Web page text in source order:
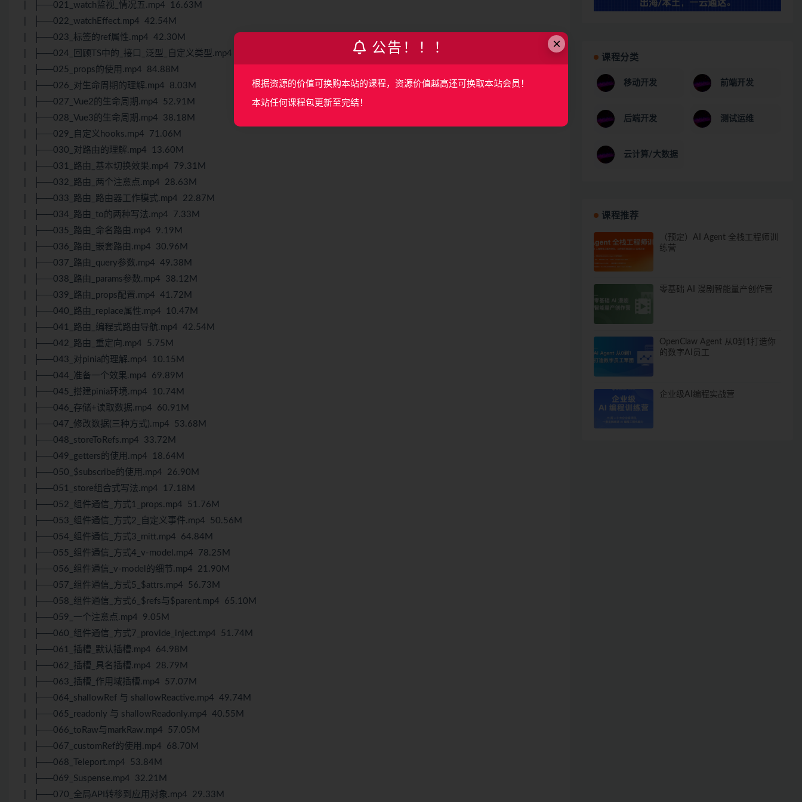
| ├──021_watch监视_情况五.mp4 16.63M
| ├──022_watchEffect.mp4 42.54M
| ├──023_标签的ref属性.mp4 42.30M
| ├──024_回顾TS中的_接口_泛型_自定义类型.mp4 37.16M
| ├──025_props的使用.mp4 84.88M
| ├──026_对生命周期的理解.mp4 8.03M
| ├──027_Vue2的生命周期.mp4 52.91M
| ├──028_Vue3的生命周期.mp4 38.18M
| ├──029_自定义hooks.mp4 71.06M
| ├──030_对路由的理解.mp4 13.60M
| ├──031_路由_基本切换效果.mp4 79.31M
| ├──032_路由_两个注意点.mp4 28.63M
| ├──033_路由_路由器工作模式.mp4 22.87M
| ├──034_路由_to的两种写法.mp4 7.33M
| ├──035_路由_命名路由.mp4 9.19M
| ├──036_路由_嵌套路由.mp4 30.96M
| ├──037_路由_query参数.mp4 49.38M
| ├──038_路由_params参数.mp4 38.12M
| ├──039_路由_props配置.mp4 41.72M
| ├──040_路由_replace属性.mp4 10.47M
| ├──041_路由_编程式路由导航.mp4 42.54M
| ├──042_路由_重定向.mp4 5.75M
| ├──043_对pinia的理解.mp4 10.15M
| ├──044_准备一个效果.mp4 69.89M
| ├──045_搭建pinia环境.mp4 10.74M
| ├──046_存储+读取数据.mp4 60.91M
| ├──047_修改数据(三种方式).mp4 53.68M
| ├──048_storeToRefs.mp4 33.72M
| ├──049_getters的使用.mp4 18.64M
| ├──050_$subscribe的使用.mp4 26.90M
| ├──051_store组合式写法.mp4 17.18M
| ├──052_组件通信_方式1_props.mp4 51.76M
| ├──053_组件通信_方式2_自定义事件.mp4 50.56M
| ├──054_组件通信_方式3_mitt.mp4 64.84M
| ├──055_组件通信_方式4_v-model.mp4 78.25M
| ├──056_组件通信_v-model的细节.mp4 21.90M
| ├──057_组件通信_方式5_$attrs.mp4 56.73M
| ├──058_组件通信_方式6_$refs与$parent.mp4 65.10M
| ├──059_一个注意点.mp4 9.05M
| ├──060_组件通信_方式7_provide_inject.mp4 51.74M
| ├──061_插槽_默认插槽.mp4 64.98M
| ├──062_插槽_具名插槽.mp4 28.79M
| ├──063_插槽_作用域插槽.mp4 57.07M
| ├──064_shallowRef 与 shallowReactive.mp4 49.74M
| ├──065_readonly 与 shallowReadonly.mp4 40.55M
| ├──066_toRaw与markRaw.mp4 57.05M
| ├──067_customRef的使用.mp4 68.70M
| ├──068_Teleport.mp4 53.84M
| ├──069_Suspense.mp4 32.21M
| ├──070_全局API转移到应用对象.mp4 29.33M
课程分类
移动开发 前端开发
后端开发 测试运维
云计算/大数据
课程推荐
（预定）AI Agent 全栈工程师训
练营
零基础 AI 漫剧智能量产创作营
OpenClaw Agent 从0到1打造你
的数字AI员工
企业级AI编程实战营
×
公告！！！
根据资源的价值可换购本站的课程，资源价值越高还可换取本站会员！
本站任何课程包更新至完结！